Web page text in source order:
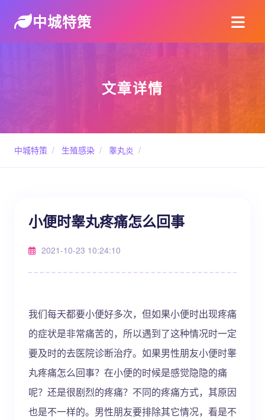
中城特策
文章详情
中城特策 / 生殖感染 / 睾丸炎 /
小便时睾丸疼痛怎么回事
2021-10-23 10:24:10
我们每天都要小便好多次，但如果小便时出现疼痛
的症状是非常痛苦的，所以遇到了这种情况时一定
要及时的去医院诊断治疗。如果男性朋友小便时睾
丸疼痛怎么回事？在小便的时候是感觉隐隐的痛
呢？还是很剧烈的疼痛？不同的疼痛方式，其原因
也是不一样的。男性朋友要排除其它情况，看是不